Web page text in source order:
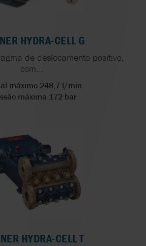
HYDRA-CELL G
de deslocamento positivo,
com...
máximo 248,7 l/min
máxima 172 bar
HYDRA-CELL T